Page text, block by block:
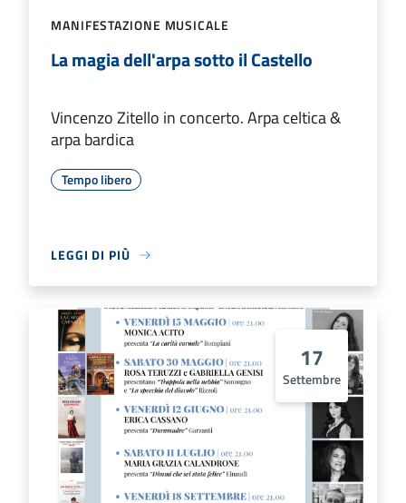
MANIFESTAZIONE MUSICALE
La magia dell'arpa sotto il Castello
Vincenzo Zitello in concerto. Arpa celtica &
arpa bardica
Tempo libero
LEGGI DI PIÙ
17
Settembre